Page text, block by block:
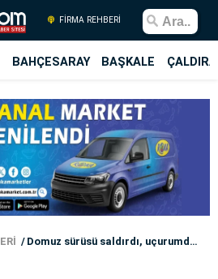
FİRMA REHBERİ
BAHÇESARAY BAŞKALE
Domuz sürüsü saldırdı, uçurumdan düştü: Helikopterle hastaneye ulaştırıldı